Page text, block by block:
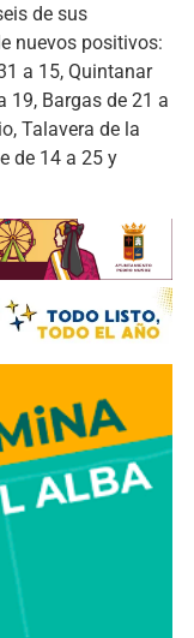
de sus
nuevos positivos:
a 15, Quintanar
19, Bargas de 21 a
Talavera de la
de 14 a 25 y